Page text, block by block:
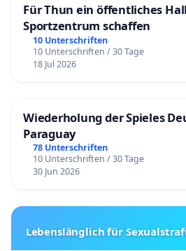
Für Thun ein öffentliches
Sportzentrum schaffen
10 Unterschriften
10 Unterschriften / 30 Tage
18 Jul 2026
Wiederholung der Spieles
Paraguay
78 Unterschriften
10 Unterschriften / 30 Tage
30 Jun 2026
Lebenslänglich für